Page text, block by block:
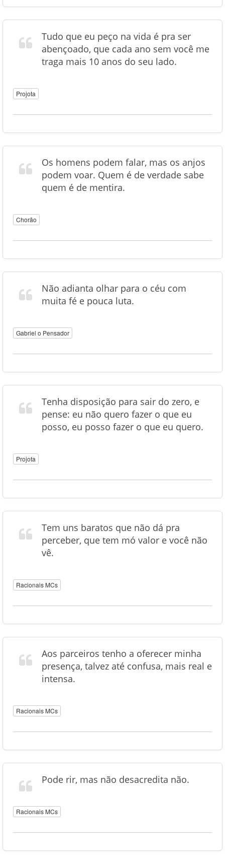
Tudo que eu peço na vida é pra ser
abençoado, que cada ano sem você me
traga mais 10 anos do seu lado.
Projota
Os homens podem falar, mas os anjos
podem voar. Quem é de verdade sabe
quem é de mentira.
Chorão
Não adianta olhar para o céu com
muita fé e pouca luta.
Gabriel o Pensador
Tenha disposição para sair do zero, e
pense: eu não quero fazer o que eu
posso, eu posso fazer o que eu quero.
Projota
Tem uns baratos que não dá pra
perceber, que tem mó valor e você não
vê.
Racionais MCs
Aos parceiros tenho a oferecer minha
presença, talvez até confusa, mais real e
intensa.
Racionais MCs
Pode rir, mas não desacredita não.
Racionais MCs